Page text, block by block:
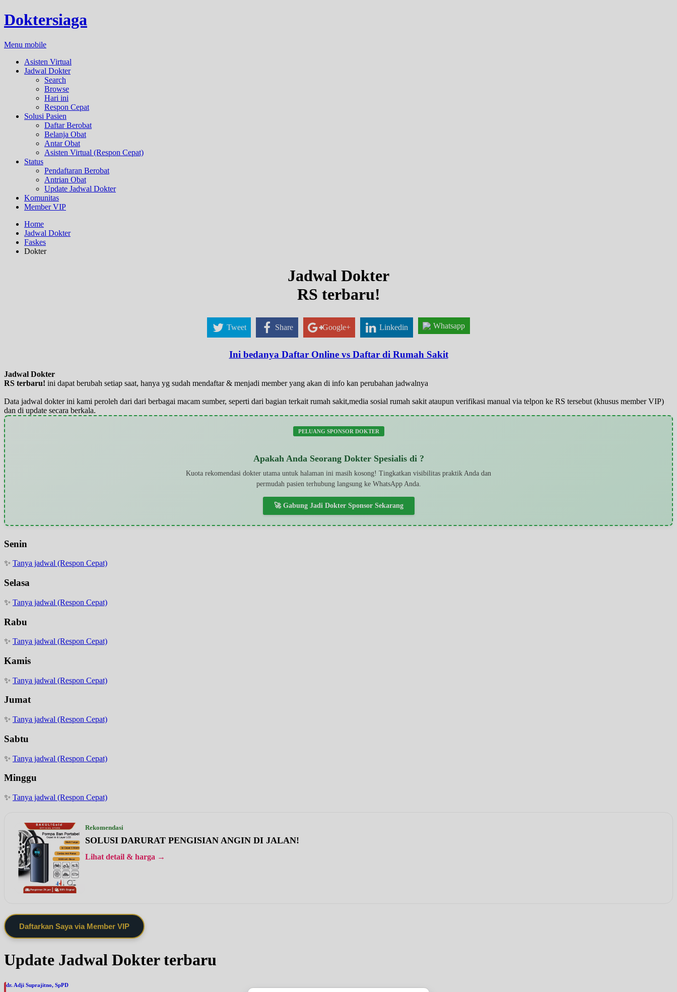
Doktersiaga
Menu mobile
Asisten Virtual
Jadwal Dokter
Search
Browse
Hari ini
Respon Cepat
Solusi Pasien
Daftar Berobat
Belanja Obat
Antar Obat
Asisten Virtual (Respon Cepat)
Status
Pendaftaran Berobat
Antrian Obat
Update Jadwal Dokter
Komunitas
Member VIP
Home
Jadwal Dokter
Faskes
Dokter
Jadwal Dokter
RS terbaru!
Tweet Share Google+ Linkedin Whatsapp
Ini bedanya Daftar Online vs Daftar di Rumah Sakit
Jadwal Dokter
RS terbaru! ini dapat berubah setiap saat, hanya yg sudah mendaftar & menjadi member yang akan di info kan perubahan jadwalnya
Data jadwal dokter ini kami peroleh dari dari berbagai macam sumber, seperti dari bagian terkait rumah sakit,media sosial rumah sakit ataupun verifikasi manual via telpon ke RS tersebut (khusus member VIP)
dan di update secara berkala.
PELUANG SPONSOR DOKTER
Apakah Anda Seorang Dokter Spesialis di ?
Kuota rekomendasi dokter utama untuk halaman ini masih kosong! Tingkatkan visibilitas praktik Anda dan
permudah pasien terhubung langsung ke WhatsApp Anda.
🚀 Gabung Jadi Dokter Sponsor Sekarang
Senin
✨ Tanya jadwal (Respon Cepat)
Selasa
✨ Tanya jadwal (Respon Cepat)
Rabu
✨ Tanya jadwal (Respon Cepat)
Kamis
✨ Tanya jadwal (Respon Cepat)
Jumat
✨ Tanya jadwal (Respon Cepat)
Sabtu
✨ Tanya jadwal (Respon Cepat)
Minggu
✨ Tanya jadwal (Respon Cepat)
Rekomendasi
SOLUSI DARURAT PENGISIAN ANGIN DI JALAN!
Lihat detail & harga →
Daftarkan Saya via Member VIP
Update Jadwal Dokter terbaru
dr. Adji Suprajitno, SpPD